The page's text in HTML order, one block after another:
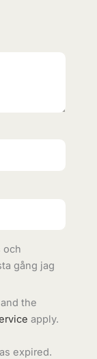
och
gång jag
the
apply.
expired.